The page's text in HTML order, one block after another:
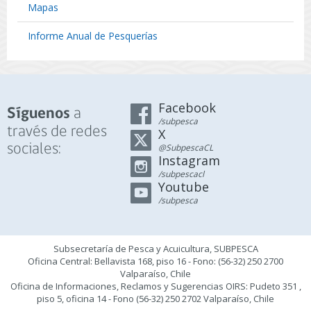
Mapas
Informe Anual de Pesquerías
Síguenos a
través de redes
sociales:
Facebook
/subpesca
X
@SubpescaCL
Instagram
/subpescacl
Youtube
/subpesca
Subsecretaría de Pesca y Acuicultura, SUBPESCA
Oficina Central: Bellavista 168, piso 16 - Fono: (56-32) 250 2700
Valparaíso, Chile
Oficina de Informaciones, Reclamos y Sugerencias OIRS: Pudeto 351 ,
piso 5, oficina 14 - Fono (56-32) 250 2702 Valparaíso, Chile